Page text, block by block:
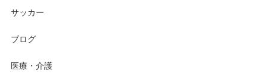
サッカー
ブログ
医療・介護